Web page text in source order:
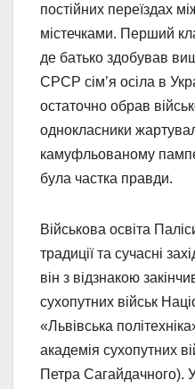
постійних переїздах
містечками. Перший
де батько здобував
СРСР сім’я осіла в
остаточно обрав
однокласники
камуфльованому
була частка правди.
Військова освіта
традиції та сучасні
він з відзнакою
сухопутних військ
«Львівська
академія сухопутних
Петра Сагайдачного).